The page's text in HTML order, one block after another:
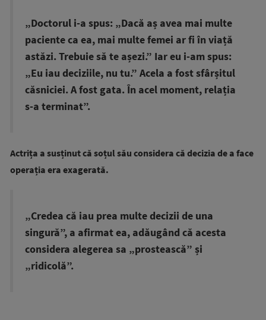
„Doctorul i-a spus: „Dacă aș avea mai multe
paciente ca ea, mai multe femei ar fi în viață
astăzi. Trebuie să te așezi.” Iar eu i-am spus:
„Eu iau deciziile, nu tu.” Acela a fost sfârșitul
căsniciei. A fost gata. În acel moment, relația
s-a terminat”.
Actrița a susținut că soțul său considera că decizia de a face
operația era exagerată.
„Credea că iau prea multe decizii de una
singură”, a afirmat ea, adăugând că acesta
considera alegerea sa „prostească” și
„ridicolă”.